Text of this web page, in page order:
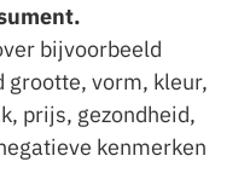
bijvoorbeeld
vorm, kleur,
prijs, gezondheid,
kenmerken